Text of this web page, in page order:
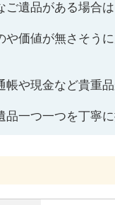
ご遺品がある場合
や価値が無さそう
帳や現金など貴重
品一つ一つを丁寧